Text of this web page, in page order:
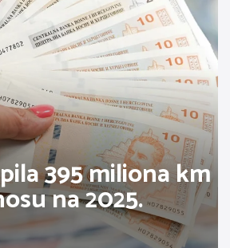
395 miliona km
na 2025.